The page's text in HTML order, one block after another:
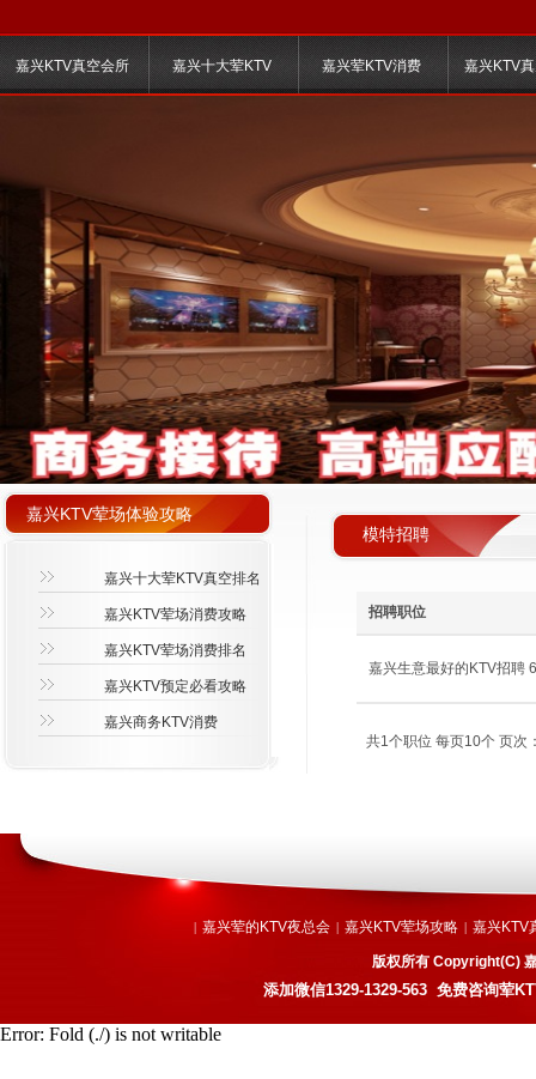
嘉兴KTV真空会所 嘉兴十大荤KTV 嘉兴荤KTV消费 嘉兴KTV
嘉兴KTV荤场体验攻略
嘉兴十大荤KTV真空排名
嘉兴KTV荤场消费攻略
嘉兴KTV荤场消费排名
嘉兴KTV预定必看攻略
嘉兴商务KTV消费
模特招聘
招聘职位
嘉兴生意最好的KTV招聘
共1个职位 每页10个 页次
| 嘉兴荤的KTV夜总会 | 嘉兴KTV荤场攻略 | 嘉兴KTV
版权所有 Copyright(C)
添加微信1329-1329-563 免费咨询荤
Error: Fold (./) is not writable